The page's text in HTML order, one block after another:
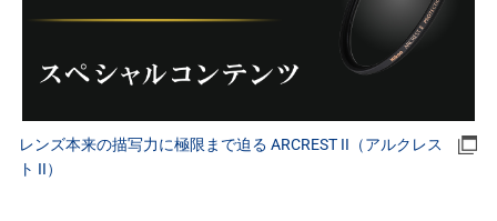
レンズ本来の描写力に極限まで迫る ARCREST II（アルクレス
ト II）